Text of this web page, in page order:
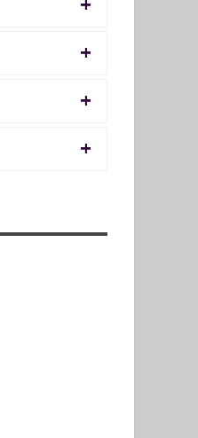
+
+
+